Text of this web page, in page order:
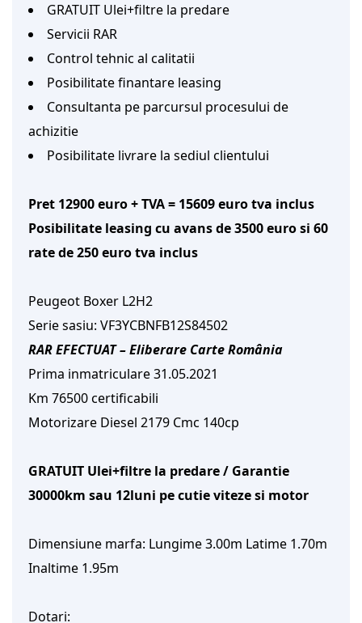
GRATUIT Ulei+filtre la predare
Servicii RAR
Control tehnic al calitatii
Posibilitate finantare leasing
Consultanta pe parcursul procesului de
achizitie
Posibilitate livrare la sediul clientului
Pret 12900 euro + TVA = 15609 euro tva inclus
Posibilitate leasing cu avans de 3500 euro si 60
rate de 250 euro tva inclus
Peugeot Boxer L2H2
Serie sasiu: VF3YCBNFB12S84502
RAR EFECTUAT – Eliberare Carte România
Prima inmatriculare 31.05.2021
Km 76500 certificabili
Motorizare Diesel 2179 Cmc 140cp
GRATUIT Ulei+filtre la predare / Garantie
30000km sau 12luni pe cutie viteze si motor
Dimensiune marfa: Lungime 3.00m Latime 1.70m
Inaltime 1.95m
Dotari: